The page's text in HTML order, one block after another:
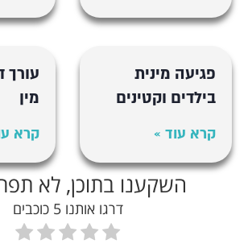
פגיעה מינית
בילדים וקטינים
קרא עוד »
עורך
מין
קרא
השקענו בתוכן, לא
דרגו אותנו 5 כוכבים